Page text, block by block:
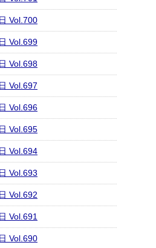
Vol.700
Vol.699
Vol.698
Vol.697
Vol.696
Vol.695
Vol.694
Vol.693
Vol.692
Vol.691
Vol.690